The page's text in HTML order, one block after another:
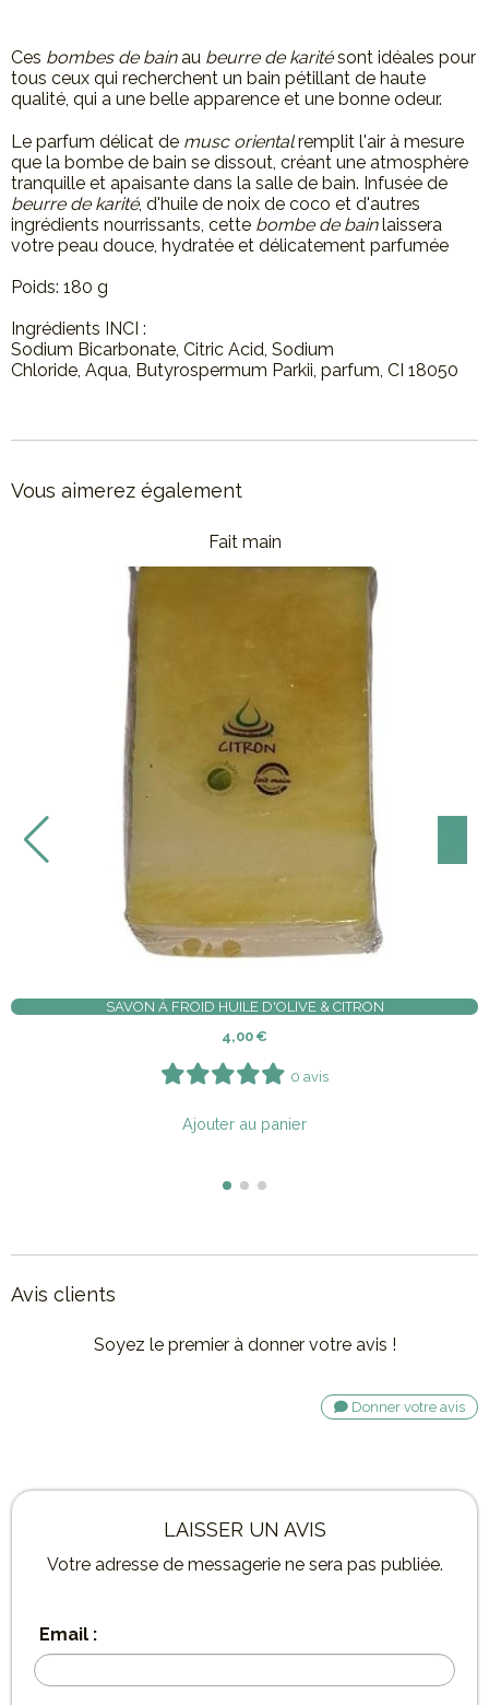
Ces bombes de bainau beurre de karitésont idéales pour
tous ceux qui recherchent un bain pétillant de haute
qualité, qui a une belle apparence et une bonne odeur.
Le parfum délicat de musc orientalremplit l'air à mesure
que la bombe de bain se dissout, créant une atmosphère
tranquille et apaisante dans la salle de bain. Infusée de
beurre de karité, d'huile de noix de coco et d'autres
ingrédients nourrissants, cette bombe de bainlaissera
votre peau douce, hydratée et délicatement parfumée
Poids: 180 g
Ingrédients INCI :
Sodium Bicarbonate, Citric Acid, Sodium
Chloride, Aqua, Butyrospermum Parkii, parfum, CI 18050
Vous aimerez également
FONDANT EN CIRE DE SOJA-MUSC
Ajouter au panier
Avis clients
Soyez le premier à donner votre avis !
Donner votre avis
LAISSER UN AVIS
Votre adresse de messagerie ne sera pas publiée.
Email :